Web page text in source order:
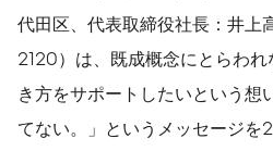
代田区、代表取締役社長：井上
2120）は、既成概念にとらわ
き方をサポートしたいという想
てない。」というメッセージを